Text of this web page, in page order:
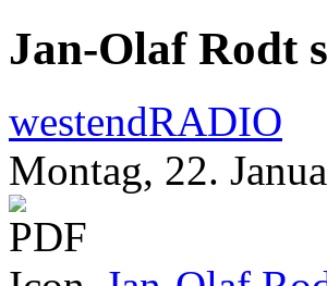
Jan-Olaf Rodt
westendRADIO
Montag, 22.